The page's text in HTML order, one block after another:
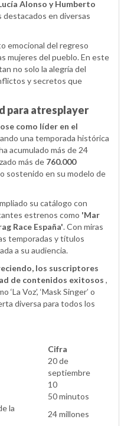
Alonso y Humberto
destacados en diversas
emocional del regreso
mujeres del pueblo. En este
no solo la alegría del
y secretos que
para atresplayer
como líder en el
una temporada histórica
acumulado más de 24
más de 760.000
sostenido en su modelo de
su catálogo con
estrenos como 'Mar
Race España'. Con miras
temporadas y títulos
a su audiencia.
los suscriptores
de contenidos exitosos ,
Voz’, ‘Mask Singer’ o
diversa para todos los
Cifra
20 de
septiembre
10
50 minutos
la
24 millones